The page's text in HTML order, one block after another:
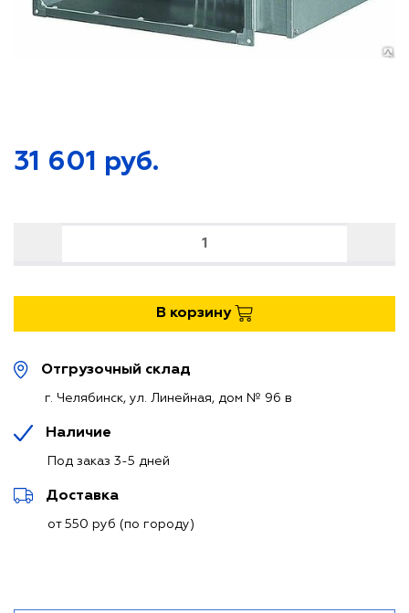
31 601 руб.
В корзину
Отгрузочный склад
г. Челябинск, ул. Линейная, дом № 96 в
Наличие
Под заказ 3-5 дней
Доставка
от 550 руб (по городу)
МАТЕРИАЛЫ
ВОЗДУХОРАСПРЕДЕЛИТЕЛИ
КРЕПЕЖНЫЕ ЭЛЕМЕНТЫ
МАТЕРИАЛЫ
ВОЗДУХОРАСПРЕДЕЛИТЕЛИ
КРЕПЕЖНЫЕ ЭЛЕМЕНТЫ